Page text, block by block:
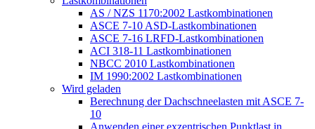
AS / NZS 1170:2002 Lastkombinationen
ASCE 7-10 ASD-Lastkombinationen
ASCE 7-16 LRFD-Lastkombinationen
ACI 318-11 Lastkombinationen
NBCC 2010 Lastkombinationen
IM 1990:2002 Lastkombinationen
Wird geladen
Berechnung der Dachschneelasten mit ASCE 7-
10